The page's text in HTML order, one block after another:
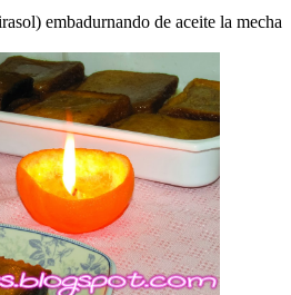
embadurnando de aceite la mecha